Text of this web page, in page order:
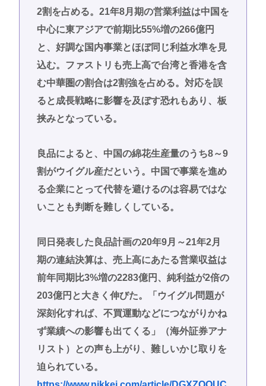
2割を占める。21年8月期の営業利益は中国を
中心に東アジアで前期比55%増の266億円
と、好調な国内事業とほぼ同じ利益水準を見
込む。ファストリも売上高で台湾と香港を含
む中華圏の割合は2割強を占める。対応を誤
ると成長戦略に影響を及ぼす恐れもあり、板
挟みとなっている。
良品によると、中国の綿花生産量のうち8～9
割がウイグル産だという。中国で事業を進め
る企業にとって代替を避けるのは容易ではな
いことも判断を難しくしている。
同日発表した良品計画の20年9月～21年2月
期の連結決算は、売上高にあたる営業収益は
前年同期比3%増の2283億円、純利益が2倍の
203億円と大きく伸びた。「ウイグル問題が
深刻化すれば、不買運動などにつながりかね
ず業績への影響も出てくる」（海外証券アナ
リスト）との声も上がり、難しいかじ取りを
迫られている。